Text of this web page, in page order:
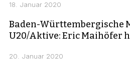
18. Januar 2020
Baden-Württembergische
U20/Aktive: Eric Maihöfer
20. Januar 2020